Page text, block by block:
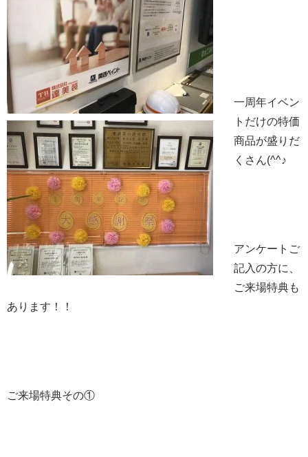
一周年イベン
トだけの特価
商品が盛りだ
くさん(^^♪
アンケートご
記入の方に、
ご来場特典も
あります！！
ご来場特典その①